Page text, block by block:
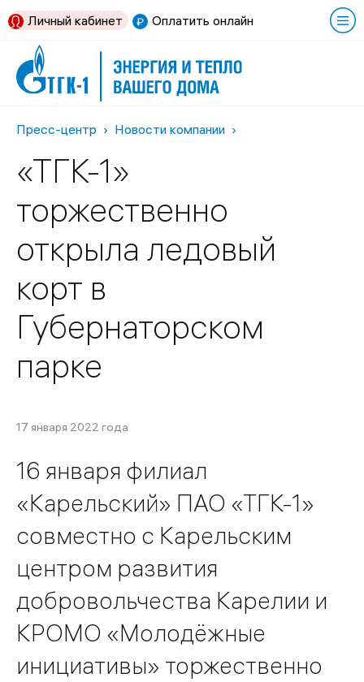
Оплатить онлайн
Личный кабинет
Пресс-центр Новости компании
«ТГК-1»
торжественно
открыла ледовый
корт в
Губернаторском
парке
17 января 2022 года
16 января филиал
«Карельский» ПАО «ТГК-1»
совместно с Карельским
центром развития
добровольчества Карелии и
КРОМО «Молодёжные
инициативы» торжественно